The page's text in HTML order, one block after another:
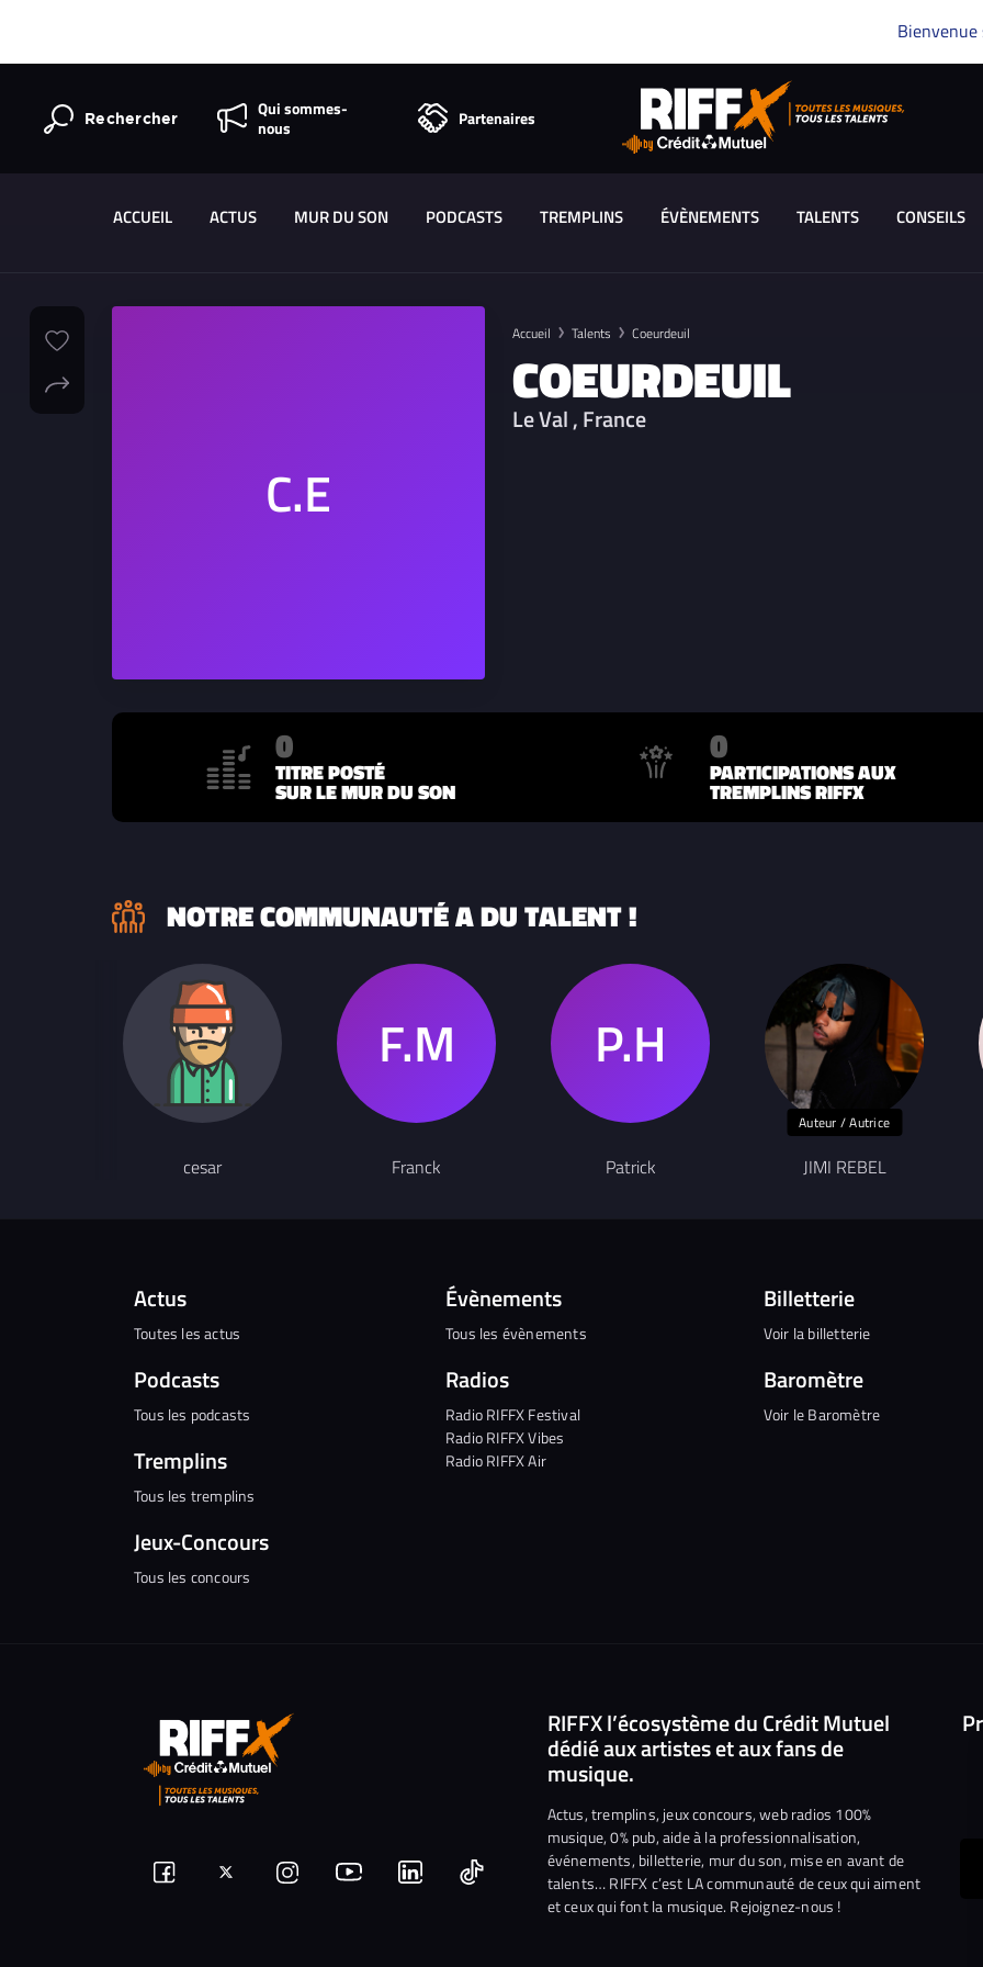
Bienvenue
Rechercher
Qui sommes-
nous
Partenaires
ACCUEIL ACTUS MUR DU SON PODCASTS TREMPLINS ÉVÈNEMENTS TALENTS CONSEILS
Accueil Talents Coeurdeuil
COEURDEUIL
Le Val , France
0
TITRE POSTÉ
SUR LE MUR DU SON
0
PARTICIPATIONS AUX
TREMPLINS RIFFX
NOTRE COMMUNAUTÉ A DU TALENT !
cesar Franck Patrick
Auteur / Autrice
JIMI REBEL
Actus
Toutes les actus
Podcasts
Tous les podcasts
Tremplins
Tous les tremplins
Jeux-Concours
Tous les concours
Évènements
Tous les évènements
Radios
Radio RIFFX Festival
Radio RIFFX Vibes
Radio RIFFX Air
Billetterie
Voir la billetterie
Baromètre
Voir le Baromètre
Suivez-Suivez-Nous
NousNous Nous
RIFFX l’écosystème du Crédit Mutuel
dédié aux artistes et aux fans de
musique.
Actus, tremplins, jeux concours, web radios 100%
musique, 0% pub, aide à la professionnalisation,
événements, billetterie, mur du son, mise en avant de
talents… RIFFX c’est LA communauté de ceux qui aiment
et ceux qui font la musique. Rejoignez-nous !